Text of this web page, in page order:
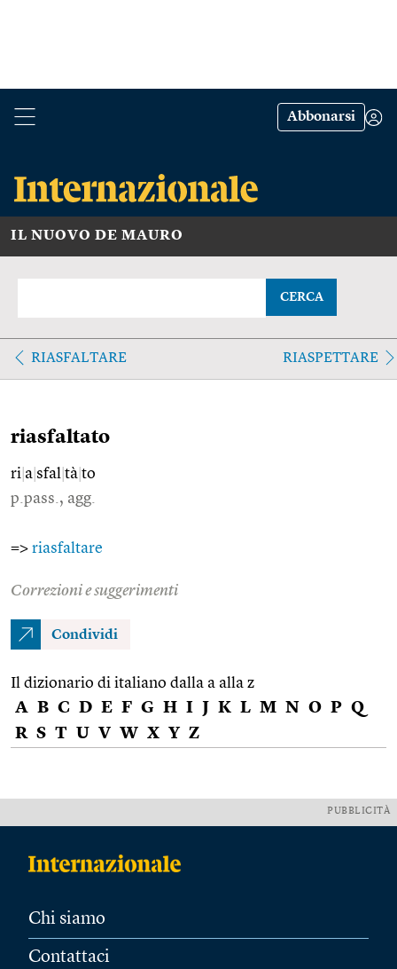
Abbonarsi
IL NUOVO DE MAURO
CERCA
RIASFALTARE RIASPETTARE
riasfaltato
ri a sfal tà to
p.pass., agg.
=> riasfaltare
Correzioni e suggerimenti
Condividi
Il dizionario di italiano dalla a alla z
A B C D E F G H I J K L M N O P Q
R S T U V W X Y Z
PUBBLICITÀ
Chi siamo
Contattaci